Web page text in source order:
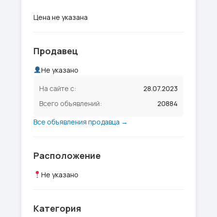
Цена не указана
Продавец
Не указано
На сайте с:
28.07.2023
Всего объявлений:
20884
Все объявления продавца →
Расположение
Не указано
Категория